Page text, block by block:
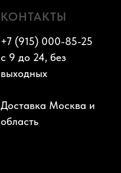
КОНТАКТЫ
+7 (915) 000-85-25
с 9 до 24, без
выходных
Доставка Москва и
область